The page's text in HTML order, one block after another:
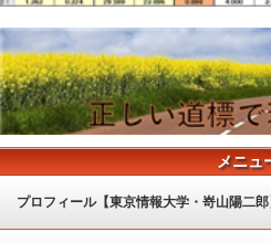
メニュ
プロフィール【東京情報大学・嵜山陽二郎